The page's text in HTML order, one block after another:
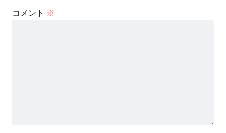
コメント ※